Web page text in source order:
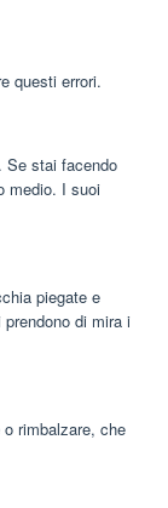
questi errori.
Se stai facendo
medio. I suoi
piegate e
di mira i
rimbalzare, che